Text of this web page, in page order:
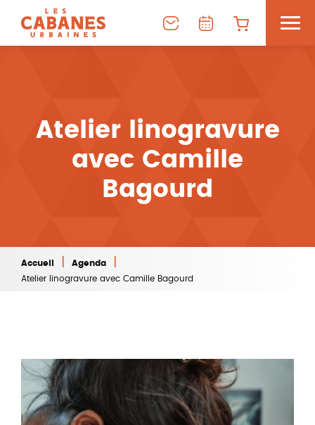
Atelier linogravure
avec Camille
Bagourd
Accueil Agenda
Atelier linogravure avec Camille Bagourd